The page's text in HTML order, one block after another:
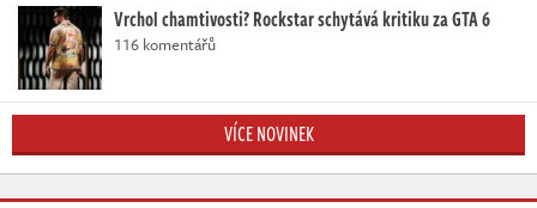
Vrchol chamtivosti? Rockstar schytává kritiku za GTA 6
116 komentářů
VÍCE NOVINEK